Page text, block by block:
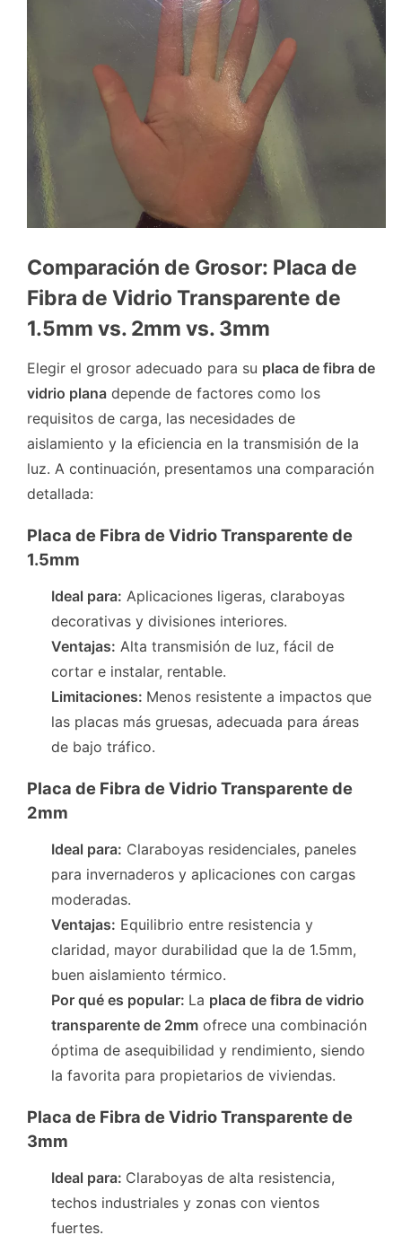
Comparación de Grosor: Placa de
Fibra de Vidrio Transparente de
1.5mm vs. 2mm vs. 3mm
Elegir el grosor adecuado para su placa de fibra de
vidrio plana depende de factores como los
requisitos de carga, las necesidades de
aislamiento y la eficiencia en la transmisión de la
luz. A continuación, presentamos una comparación
detallada:
Placa de Fibra de Vidrio Transparente de
1.5mm
Ideal para: Aplicaciones ligeras, claraboyas
decorativas y divisiones interiores.
Ventajas: Alta transmisión de luz, fácil de
cortar e instalar, rentable.
Limitaciones: Menos resistente a impactos que
las placas más gruesas, adecuada para áreas
de bajo tráfico.
Placa de Fibra de Vidrio Transparente de
2mm
Ideal para: Claraboyas residenciales, paneles
para invernaderos y aplicaciones con cargas
moderadas.
Ventajas: Equilibrio entre resistencia y
claridad, mayor durabilidad que la de 1.5mm,
buen aislamiento térmico.
Por qué es popular: La placa de fibra de vidrio
transparente de 2mm ofrece una combinación
óptima de asequibilidad y rendimiento, siendo
la favorita para propietarios de viviendas.
Placa de Fibra de Vidrio Transparente de
3mm
Ideal para: Claraboyas de alta resistencia,
techos industriales y zonas con vientos
fuertes.